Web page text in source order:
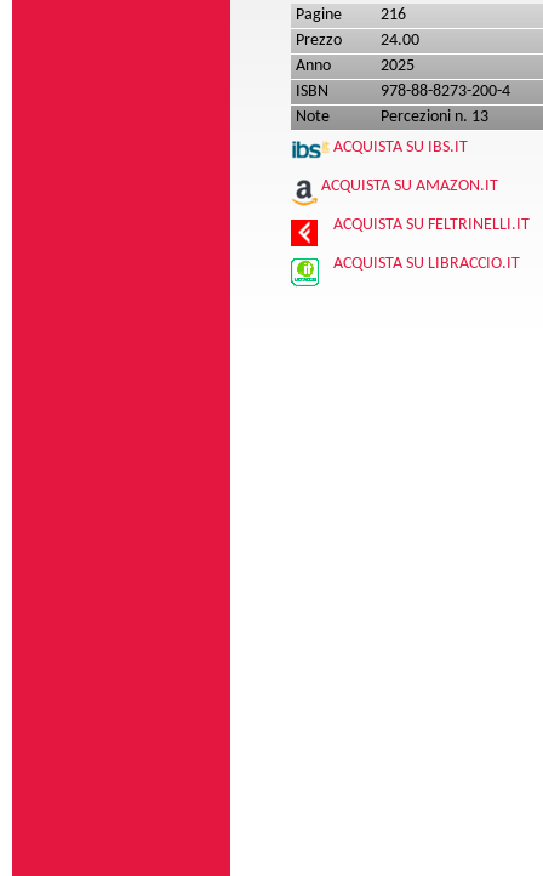
Pagine
216
Prezzo
24.00
Anno
2025
ISBN
978-88-8273-200-4
Note
Percezioni n. 13
ACQUISTA SU IBS.IT
ACQUISTA SU AMAZON.IT
ACQUISTA SU FELTRINELLI.IT
ACQUISTA SU LIBRACCIO.IT